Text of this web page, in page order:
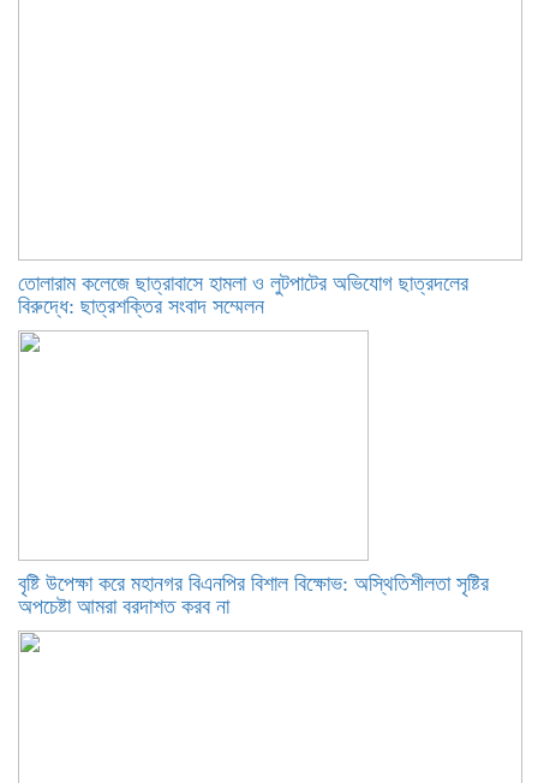
তোলারাম কলেজে ছাত্রাবাসে হামলা ও লুটপাটের অভিযোগ ছাত্রদলের
বিরুদ্ধে: ছাত্রশক্তির সংবাদ সম্মেলন
বৃষ্টি উপেক্ষা করে মহানগর বিএনপির বিশাল বিক্ষোভ: অস্থিতিশীলতা সৃষ্টির
অপচেষ্টা আমরা বরদাশত করব না